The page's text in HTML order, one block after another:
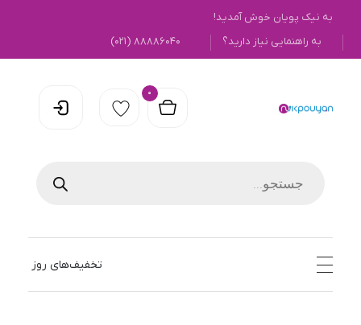
به نیک پویان خوش آمدید!
به راهنمایی نیاز دارید؟
۸۸۸۸۶۰۴۰ (۰۲۱)
0
تخفیف‌های روز